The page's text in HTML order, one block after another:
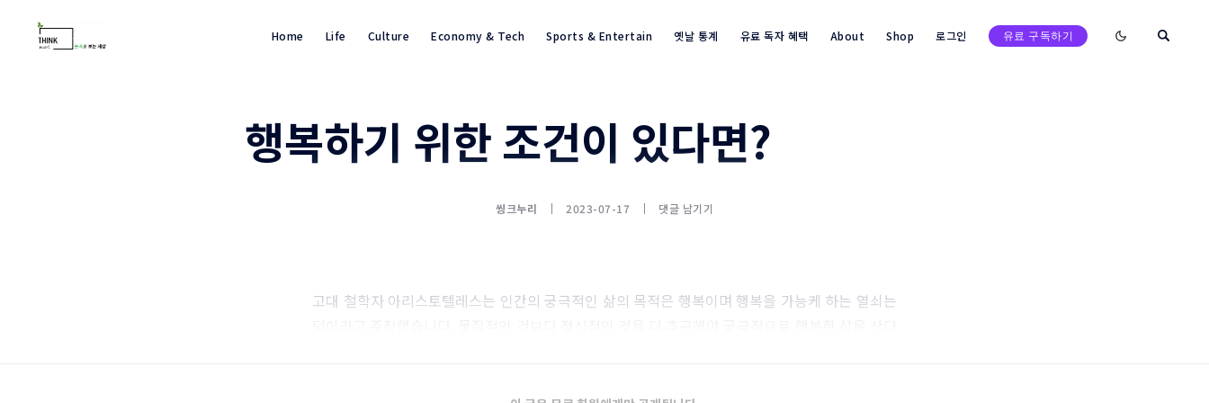
Home Life Culture Economy & Tech Sports & Entertain 옛날 통계 유료 독자 혜택 About Shop 로그인 유료 구독하기 Enable dark mode
통계뉴스(www.statnews.net) 검색
행복하기 위한 조건이 있다면?
씽크누리 2023-07-17 댓글 남기기
고대 철학자 아리스토텔레스는 인간의 궁극적인 삶의 목적은 행복이며 행복을 가능케 하는 열쇠는